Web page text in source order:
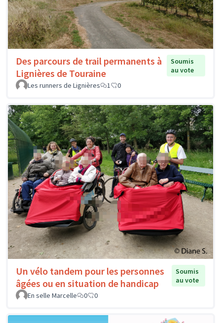
Des parcours de trail permanents à
Lignières de Touraine
Soumis
au vote
Les runners de Lignières
1 0
Un vélo tandem pour les personnes
âgées ou en situation de handicap
Soumis
au vote
En selle Marcelle
0 0